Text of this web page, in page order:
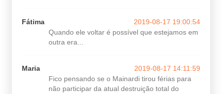
Fátima
2019-08-17 19:00:54
Quando ele voltar é possível que estejamos em
outra era...
Maria
2019-08-17 14:11:59
Fico pensando se o Mainardi tirou férias para
não participar da atual destruição total do